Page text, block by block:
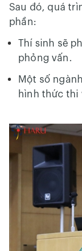
Sau đó, quá
phần:
Thí sinh sẽ
phỏng vấn.
Một số
hình thức thi